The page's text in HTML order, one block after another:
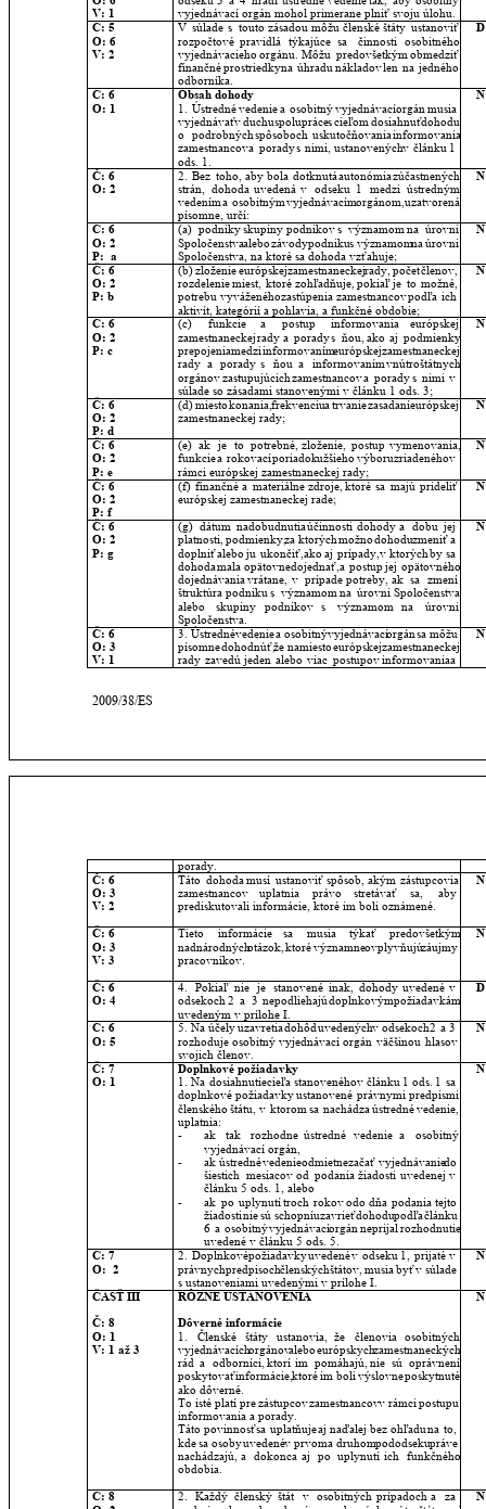
2009/38/ES
V: 1
vyjednávací orgán mohol primerane plniť svoju úlohu.
Č: 5
O: 6
V: 2
V súlade s touto zásadou môžu členské štáty ustanoviť
rozpočtové pravidlá týkajúce sa činnosti
osobitného
vyjednávacieho orgánu. Môžu predovšetkým obmedziť
finančnéprostriedkyna úhradu nákladovlen na jedného
odborníka.
D
Č: 6
O: 1
Obsah dohody
1.
Ústrednévedeniea osobitnývyjednávacíorgán musia
vyjednávaťv duchuspolupráces cieľom dosiahnuťdohodu
o
podrobných spôsoboch uskutočňovaniainformovania
zamestnancova poradys nimi, ustanovenýchv článku 1
ods. 1.
N
Č: 6
O: 2
2. Bez toho, aby bola dotknutáautonómiazúčastnených
strán,
dohoda uvedená v odseku 1 medzi
ústredným
vedením a osobitnýmvyjednávacímorgánom, uzatvorená
písomne, určí:
N
Č: 6
O: 2
P:  a
(a) podniky skupiny podnikovs významom na úrovni
Spoločenstvaalebozávodypodnikus významomna úrovni
Spoločenstva, na ktoré sa dohoda vzťahuje;
N
Č: 6
O: 2
P: b
(b) zloženieeurópskejzamestnaneckejrady, početčlenov,
rozdeleniemiest, ktoré zohľadňuje, pokiaľ je to možné,
potrebu vyváženéhozastúpenia zamestnancovpodľa ich
aktivít, kategórií a pohlavia, a funkčné obdobie;
N
Č: 6
O: 2
P: c
(c) funkcie a postup informovania
európskej
zamestnaneckejrady a poradys ňou, ako aj podmienky
prepojeniamedzi informovanímeurópskejzamestnaneckej
rady a porady s ňou a informovanímvnútroštátnych
orgánovzastupujúcichzamestnancova porady s nimi v
súlade so zásadami stanovenými v článku 1 ods. 3;
N
Č: 6
O: 2
P: d
(d)miestokonania,frekvenciua trvaniezasadaníeurópskej
zamestnaneckej rady;
N
Č: 6
O: 2
P: e
(e) ak je to potrebné, zloženie, postup vymenovania,
funkciea rokovacíporiadokužšieho výboruzriadenéhov
rámci európskej zamestnaneckej rady;
N
Č: 6
O: 2
P: f
(f) finančné a materiálne zdroje, ktoré sa majú prideliť
európskej zamestnaneckej rade;
N
Č: 6
O: 2
P: g
(g) dátum nadobudnutiaúčinnosti dohody a dobu jej
platnosti, podmienky,za ktorýchmožnodohoduzmeniťa
doplniťalebo ju ukončiť, ako aj prípady, v ktorýchby sa
dohodamala opätovnedojednať,a postup jej opätovného
dojednávania vrátane, v prípade potreby, ak sa
zmení
štruktúra podniku s významomna úrovni Spoločenstva
alebo
skupiny podnikov s významom na
úrovni
Spoločenstva.
N
Č: 6
O: 3
V: 1
3. Ústrednévedeniea osobitnývyjednávacíorgánsa môžu
písomnedohodnúť,že namiestoeurópskejzamestnaneckej
rady zavedú jeden alebo viac postupov informovaniaa
N
porady.
Č: 6
O: 3
V: 2
Táto dohoda musí ustanoviť spôsob, akým zástupcovia
zamestnancov
uplatnia právo stretávať sa,
aby
prediskutovali informácie, ktoré im boli oznámené.
N
Č: 6
O: 3
V: 3
Tieto informácie sa musia týkať
predovšetkým
nadnárodnýchotázok, ktorévýznamneovplyvňujúzáujmy
pracovníkov.
N
Č: 6
O: 4
4. Pokiaľ nie je stanovené inak, dohody uvedené v
odsekoch 2 a 3 nepodliehajúdoplnkovýmpožiadavkám
uvedeným v prílohe I.
D
Č: 6
O: 5
5. Na účely uzavretiadohôduvedenýchv odsekoch2 a 3
rozhoduje osobitný vyjednávací orgán väčšinou hlasov
svojich členov.
N
Č: 7
O: 1
Doplnkové požiadavky
1.
Na dosiahnutiecieľa stanovenéhov článku 1 ods. 1
sa
doplnkové požiadavky ustanovené právnymi predpismi
členského štátu, v ktorom sa nachádza ústrednévedenie,
uplatnia:
-
ak tak rozhodne ústredné vedenie a
osobitný
vyjednávací orgán,
-
ak ústrednévedenieodmietnezačať vyjednávaniedo
šiestich
mesiacov od podania žiadosti uvedenej v
článku 5 ods. 1, alebo
-
ak po uplynutítroch rokov odo dňa podania tejto
žiadosti nie sú schopníuzavrieťdohodupodľačlánku
6 a osobitnývyjednávacíorgán neprijal rozhodnutie
uvedené v článku 5 ods. 5.
N
Č: 7
O:  2
2. Doplnkovépožiadavkyuvedenév odseku 1, prijaté v
právnychpredpisochčlenskýchštátov, musia byťv súlade
s ustanoveniami uvedenými v prílohe I.
N
ČASŤ III
Č: 8
O: 1
V: 1 až 3
RÔZNE USTANOVENIA
Dôverné informácie
1.
Členské štáty ustanovia, že členovia
osobitných
vyjednávacíchorgánovalebo európskychzamestnaneckých
rád
a odborníci, ktorí im pomáhajú, nie sú
oprávnení
poskytovaťinformácie,ktoréim boli výslovneposkytnuté
ako dôverné.
To isté platí pre zástupcovzamestnancovv rámci postupu
informovania a porady.
Táto povinnosťsa uplatňujeaj naďalej bez ohľaduna to,
kdesa osobyuvedenév prvoma druhompododsekupráve
nachádzajú,
a dokonca aj po uplynutí ich
funkčného
obdobia.
N
Č: 8
2. Každý členský štát v osobitných prípadoch a
za
N